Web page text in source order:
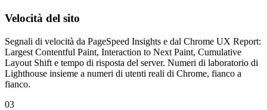
Velocità del sito
Segnali di velocità da PageSpeed Insights e dal Chrome UX Report:
Largest Contentful Paint, Interaction to Next Paint, Cumulative
Layout Shift e tempo di risposta del server. Numeri di laboratorio di
Lighthouse insieme a numeri di utenti reali di Chrome, fianco a
fianco.
03